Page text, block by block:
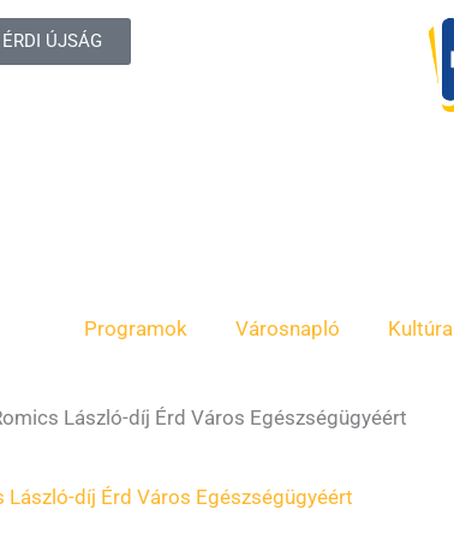
ÉRDI ÚJSÁG
Programok Városnapló Kultúra
László-díj Érd Város Egészségügyéért
László-díj Érd Város Egészségügyéért